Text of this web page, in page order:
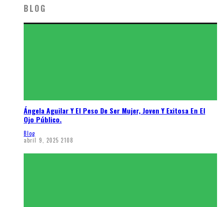
BLOG
Ángela Aguilar Y El Peso De Ser Mujer, Joven Y Exitosa En El
Ojo Público.
Blog
abril 9, 2025 2108